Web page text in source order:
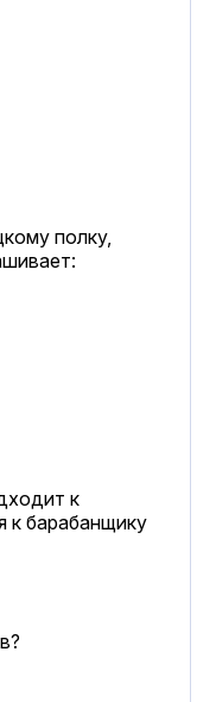
полку,
к
к барабанщику